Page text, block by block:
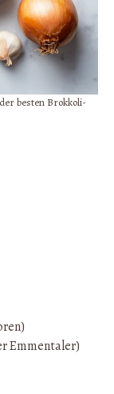
besten Brokkoli-
Emmentaler)